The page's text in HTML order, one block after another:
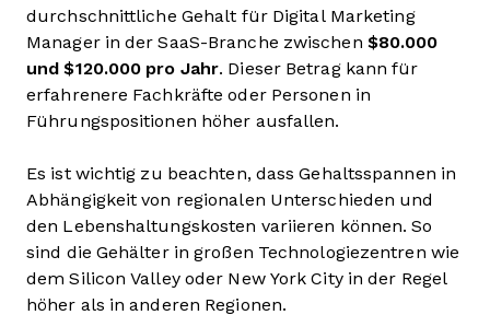
durchschnittliche Gehalt für Digital Marketing
Manager in der SaaS-Branche zwischen $80.000
und $120.000 pro Jahr. Dieser Betrag kann für
erfahrenere Fachkräfte oder Personen in
Führungspositionen höher ausfallen.
Es ist wichtig zu beachten, dass Gehaltsspannen in
Abhängigkeit von regionalen Unterschieden und
den Lebenshaltungskosten variieren können. So
sind die Gehälter in großen Technologiezentren wie
dem Silicon Valley oder New York City in der Regel
höher als in anderen Regionen.